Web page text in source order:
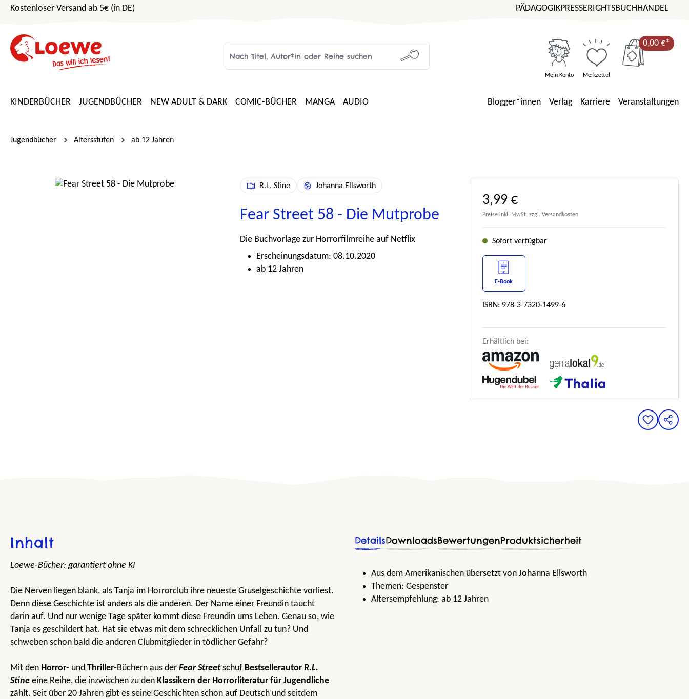
Hauptinhalt springen
Zur Suche springen
Zur Hauptnavigation springen
Kostenloser Versand ab 5€ (in DE) PÄDAGOGIKPRESSERIGHTSBUCHHANDEL
Mein Konto Merkzettel
0,00 €*
KINDERBÜCHER JUGENDBÜCHER NEW ADULT & DARK COMIC-BÜCHER MANGA AUDIO Blogger*innen Verlag Karriere Veranstaltungen
Jugendbücher Altersstufen ab 12 Jahren
Bildergalerie überspringen R.L. Stine Johanna Ellsworth
Fear Street 58 - Die Mutprobe
Die Buchvorlage zur Horrorfilmreihe auf Netflix
Erscheinungsdatum: 08.10.2020
ab 12 Jahren
Regulärer Preis:
3,99 €
Preise inkl. MwSt. zzgl. Versandkosten
Sofort verfügbar
E-Book
ISBN: 978-3-7320-1499-6
Erhältlich bei:
Inhalt
Loewe-Bücher: garantiert ohne KI
Die Nerven liegen blank, als Tanja im Horrorclub ihre neueste Gruselgeschichte vorliest.
Denn diese Geschichte ist anders als die anderen. Der Name einer Freundin taucht
darin auf. Und nur wenige Tage später kommt diese Freundin ums Leben. Genau so, wie
Tanja es geschildert hat. Hat sie etwas mit dem schrecklichen Unfall zu tun? Und
schweben schon bald die anderen Clubmitglieder in tödlicher Gefahr?
Mit den Horror- und Thriller-Büchern aus der Fear Streetschuf Bestsellerautor R.L.
Stine eine Reihe, die inzwischen zu den Klassikern der Horrorliteratur für Jugendliche
zählt. Seit über 20 Jahren gibt es seine Geschichten schon auf Deutsch und seitdem
DetailsDownloadsBewertungenProduktsicherheit
Aus dem Amerikanischen übersetzt von Johanna Ellsworth
Themen: Gespenster
Altersempfehlung: ab 12 Jahren